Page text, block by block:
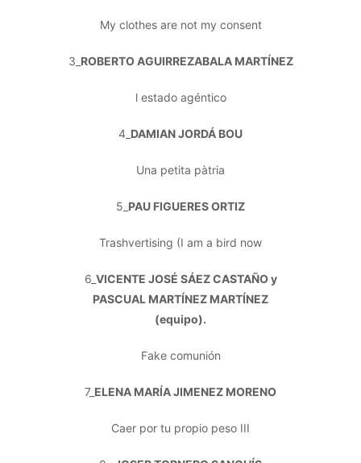
My clothes are not my consent
3_ ROBERTO AGUIRREZABALA MARTÍNEZ
l estado agéntico
4_ DAMIAN JORDÁ BOU
Una petita pàtria
5_ PAU FIGUERES ORTIZ
Trashvertising (I am a bird now
6_ VICENTE JOSÉ SÁEZ CASTAÑO y
PASCUAL MARTÍNEZ MARTÍNEZ
(equipo).
Fake comunión
7_ ELENA MARÍA JIMENEZ MORENO
Caer por tu propio peso III